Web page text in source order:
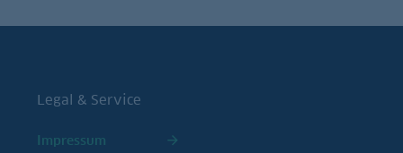
Legal & Service
Impressum